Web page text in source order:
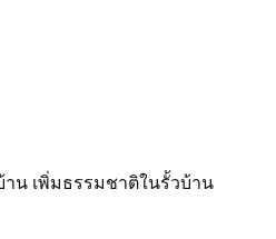
าน เพิ่มธรรมชาติในรั้วบ้าน